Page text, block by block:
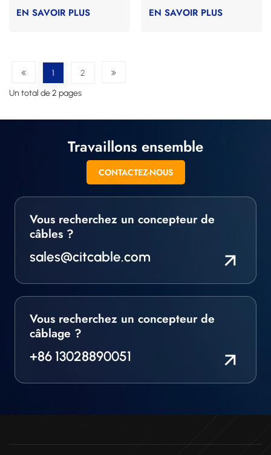
EN SAVOIR PLUS
moteur à 200 degrés
EN SAVOIR PLUS
1
2
Un total de 2 pages
Travaillons ensemble
CONTACTEZ-NOUS
Vous recherchez un concepteur de
câbles ?
sales@citcable.com
Vous recherchez un concepteur de
câblage ?
+86 13028890051